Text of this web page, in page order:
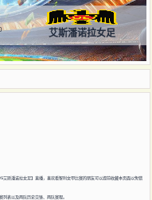
艾斯潘诺拉女足
斯潘诺拉女足】直播，喜欢看智利女甲比赛的朋友可以提前收藏本页面以免错
表以及两队历史交锋、两队赛程。